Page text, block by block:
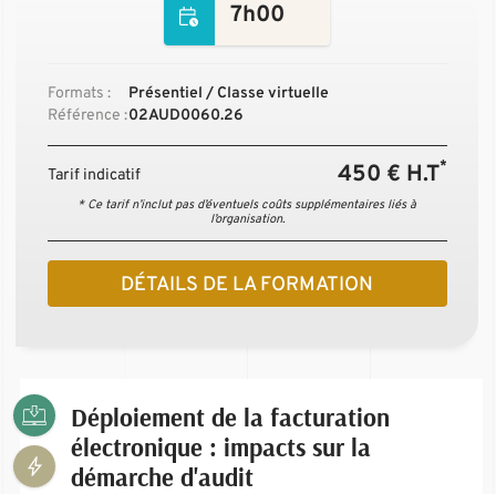
7h00
Formats :
Présentiel / Classe virtuelle
Référence :02AUD0060.26
Tarif indicatif 450 € H.T*
* Ce tarif n’inclut pas d’éventuels coûts supplémentaires liés à
l’organisation.
DÉTAILS DE LA FORMATION
Déploiement de la facturation
électronique : impacts sur la
démarche d'audit